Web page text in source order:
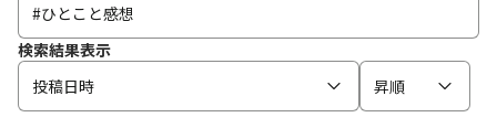
検索結果表示
投稿日時
昇順